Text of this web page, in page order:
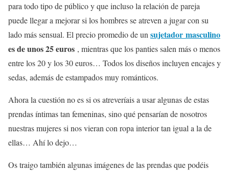
para todo tipo de público y que incluso la relación de pareja
puede llegar a mejorar si los hombres se atreven a jugar con su
lado más sensual. El precio promedio de un sujetador masculino
es de unos 25 euros , mientras que los panties salen más o menos
entre los 20 y los 30 euros… Todos los diseños incluyen encajes y
sedas, además de estampados muy románticos.
Ahora la cuestión no es si os atreveríais a usar algunas de estas
prendas íntimas tan femeninas, sino qué pensarían de nosotros
nuestras mujeres si nos vieran con ropa interior tan igual a la de
ellas… Ahí lo dejo…
Os traigo también algunas imágenes de las prendas que podéis